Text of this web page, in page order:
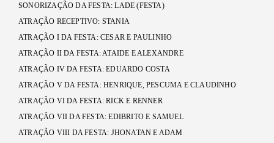
SONORIZAÇÃO DA FESTA: LADE (FESTA)
ATRAÇÃO RECEPTIVO: STANIA
ATRAÇÃO I DA FESTA: CESAR E PAULINHO
ATRAÇÃO II DA FESTA: ATAIDE E ALEXANDRE
ATRAÇÃO IV DA FESTA: EDUARDO COSTA
ATRAÇÃO V DA FESTA: HENRIQUE, PESCUMA E CLAUDINHO
ATRAÇÃO VI DA FESTA: RICK E RENNER
ATRAÇÃO VII DA FESTA: EDIBRITO E SAMUEL
ATRAÇÃO VIII DA FESTA: JHONATAN E ADAM